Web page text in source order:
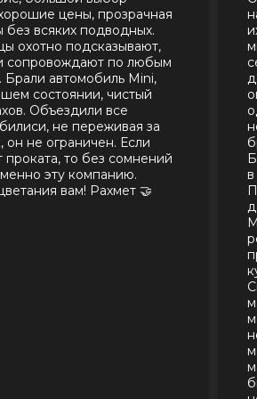
цены, прозрачная
без всяких подводных.
охотно подсказывают,
сопровождают по любым
Брали автомобиль Mini,
состоянии, чистый
Объездили все
не переживая за
он не ограничен. Если
проката, то без сомнений
эту компанию.
вам! Рахмет 🤝